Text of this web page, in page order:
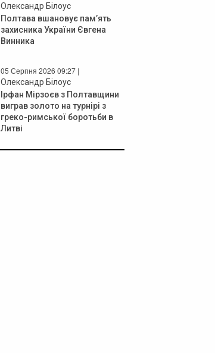
Олександр Білоус
Полтава вшановує пам’ять
захисника України Євгена
Винника
05 Серпня 2026 09:27 |
Олександр Білоус
Ірфан Мірзоєв з Полтавщини
виграв золото на турнірі з
греко-римської боротьби в
Литві